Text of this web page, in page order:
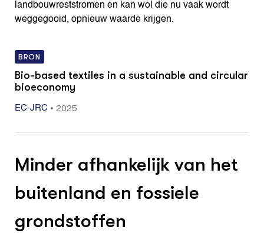
landbouwreststromen en kan wol die nu vaak wordt
weggegooid, opnieuw waarde krijgen.
BRON
Bio-based textiles in a sustainable and circular
bioeconomy
EC-JRC • 2025
Minder afhankelijk van het
buitenland en fossiele
grondstoffen